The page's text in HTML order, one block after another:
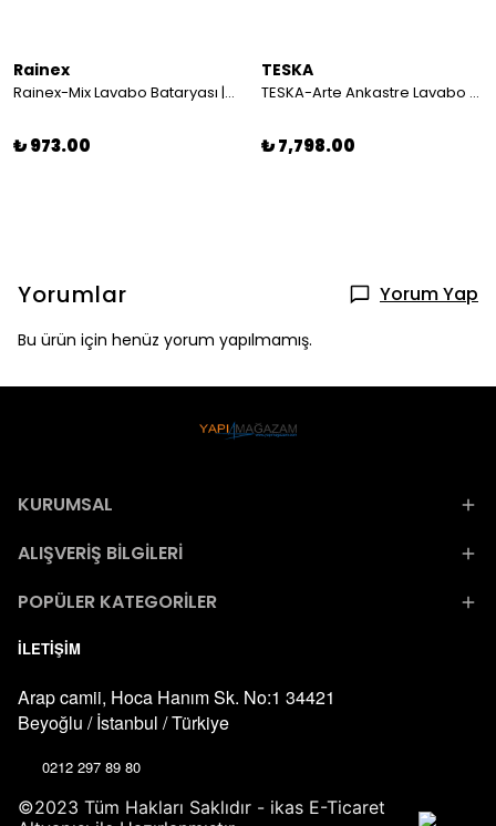
Rainex
Rainex-Mix Lavabo Bataryası | Çift Girişli | 40'lık | Pirinç
₺ 973.00
TESKA
TESKA-Arte Ankastre Lavabo Bataryası-krom
₺ 7,798.00
Yorumlar Yorum Yap
Bu ürün için henüz yorum yapılmamış.
KURUMSAL
ALIŞVERİŞ BİLGİLERİ
POPÜLER KATEGORİLER
İLETİŞİM
Arap camii, Hoca Hanım Sk. No:1 34421
Beyoğlu / İstanbul / Türkiye
0212 297 89 80
©2023 Tüm Hakları Saklıdır - ikas E-Ticaret